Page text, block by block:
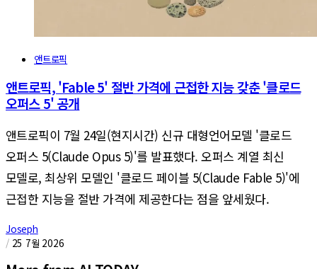
앤트로픽
앤트로픽, 'Fable 5' 절반 가격에 근접한 지능 갖춘 '클로드
오퍼스 5' 공개
앤트로픽이 7월 24일(현지시간) 신규 대형언어모델 '클로드
오퍼스 5(Claude Opus 5)'를 발표했다. 오퍼스 계열 최신
모델로, 최상위 모델인 '클로드 페이블 5(Claude Fable 5)'에
근접한 지능을 절반 가격에 제공한다는 점을 앞세웠다.
Joseph
/ 25 7월 2026